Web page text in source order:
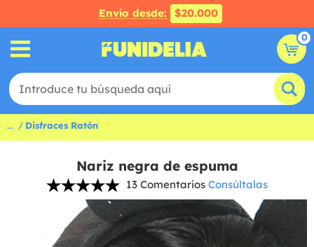
Envío desde: $20.000
0
... Disfraces Ratón
Nariz negra de espuma
13 Comentarios Consúltalas